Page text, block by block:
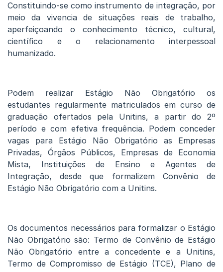
Constituindo-se como instrumento de integração, por
meio da vivencia de situações reais de trabalho,
aperfeiçoando o conhecimento técnico, cultural,
científico e o relacionamento interpessoal
humanizado.
Podem realizar Estágio Não Obrigatório os
estudantes regularmente matriculados em curso de
graduação ofertados pela Unitins, a partir do 2º
período e com efetiva frequência. Podem conceder
vagas para Estágio Não Obrigatório as Empresas
Privadas, Órgãos Públicos, Empresas de Economia
Mista, Instituições de Ensino e Agentes de
Integração, desde que formalizem Convênio de
Estágio Não Obrigatório com a Unitins.
Os documentos necessários para formalizar o Estágio
Não Obrigatório são: Termo de Convênio de Estágio
Não Obrigatório entre a concedente e a Unitins,
Termo de Compromisso de Estágio (TCE), Plano de